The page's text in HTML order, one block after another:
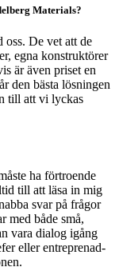
Materials?
oss. De vet att de
egna konstruktörer
är även priset en
den bästa lösningen
till att vi lyckas
ha förtroende
till att läsa in mig
svar på frågor
med både små,
vara dialog igång
eller entreprenad-